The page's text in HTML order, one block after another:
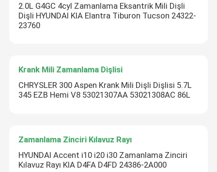
2.0L G4GC 4cyl Zamanlama Eksantrik Mili Dişli
Dişli HYUNDAI KIA Elantra Tiburon Tucson 24322-
23760
Krank Mili Zamanlama Dişlisi
CHRYSLER 300 Aspen Krank Mili Dişli Dişlisi 5.7L
345 EZB Hemi V8 53021307AA 53021308AC 86L
Zamanlama Zinciri Kılavuz Rayı
HYUNDAI Accent i10 i20 i30 Zamanlama Zinciri
Kılavuz Rayı KIA D4FA D4FD 24386-2A000